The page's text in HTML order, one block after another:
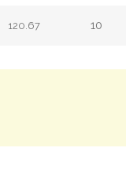
120.67 10